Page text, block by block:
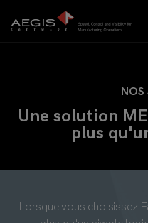
NOS
Une solution
plus
Lorsque vous choisissez